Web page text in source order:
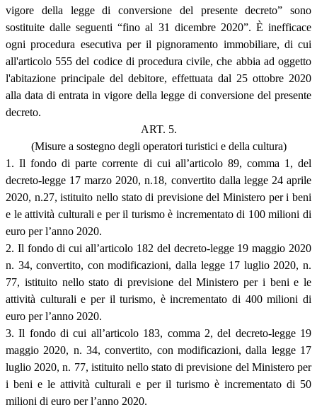
vigore della legge di conversione del presente decreto” sono
sostituite dalle seguenti “fino al 31 dicembre 2020”. È inefficace
ogni procedura esecutiva per il pignoramento immobiliare, di cui
all'articolo 555 del codice di procedura civile, che abbia ad oggetto
l'abitazione principale del debitore, effettuata dal 25 ottobre 2020
alla data di entrata in vigore della legge di conversione del presente
decreto.
ART. 5.
(Misure a sostegno degli operatori turistici e della cultura)
1. Il fondo di parte corrente di cui all’articolo 89, comma 1, del
decreto-legge 17 marzo 2020, n.18, convertito dalla legge 24 aprile
2020, n.27, istituito nello stato di previsione del Ministero per i beni
e le attività culturali e per il turismo è incrementato di 100 milioni di
euro per l’anno 2020.
2. Il fondo di cui all’articolo 182 del decreto-legge 19 maggio 2020
n. 34, convertito, con modificazioni, dalla legge 17 luglio 2020, n.
77, istituito nello stato di previsione del Ministero per i beni e le
attività culturali e per il turismo, è incrementato di 400 milioni di
euro per l’anno 2020.
3. Il fondo di cui all’articolo 183, comma 2, del decreto-legge 19
maggio 2020, n. 34, convertito, con modificazioni, dalla legge 17
luglio 2020, n. 77, istituito nello stato di previsione del Ministero per
i beni e le attività culturali e per il turismo è incrementato di 50
milioni di euro per l’anno 2020.